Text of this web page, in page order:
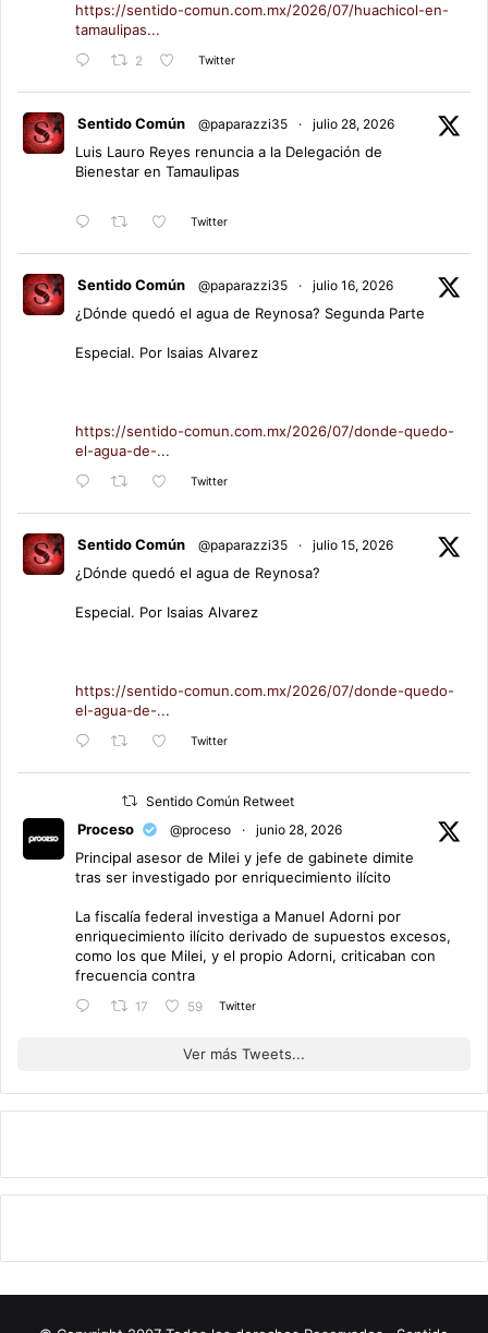
https://sentido-comun.com.mx/2026/07/huachicol-en-
tamaulipas...
2 Twitter
Sentido Común @paparazzi35 · julio 28, 2026
Luis Lauro Reyes renuncia a la Delegación de
Bienestar en Tamaulipas
Twitter
Sentido Común @paparazzi35 · julio 16, 2026
¿Dónde quedó el agua de Reynosa? Segunda Parte
Especial. Por Isaias Alvarez
https://sentido-comun.com.mx/2026/07/donde-quedo-
el-agua-de-...
Twitter
Sentido Común @paparazzi35 · julio 15, 2026
¿Dónde quedó el agua de Reynosa?
Especial. Por Isaias Alvarez
https://sentido-comun.com.mx/2026/07/donde-quedo-
el-agua-de-...
Twitter
Sentido Común Retweet
Proceso @proceso · junio 28, 2026
Principal asesor de Milei y jefe de gabinete dimite
tras ser investigado por enriquecimiento ilícito
La fiscalía federal investiga a Manuel Adorni por
enriquecimiento ilícito derivado de supuestos excesos,
como los que Milei, y el propio Adorni, criticaban con
frecuencia contra
17 59 Twitter
Ver más Tweets...